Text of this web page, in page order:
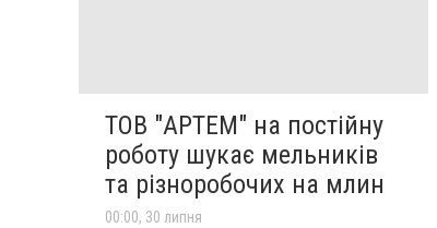
ТОВ "АРТЕМ" на постійну
роботу шукає мельників
та різноробочих на млин
00:00, 30 липня